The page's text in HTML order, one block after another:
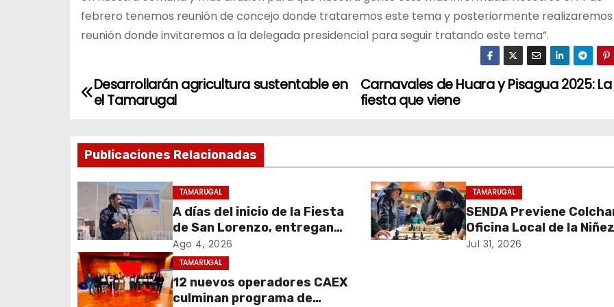
febrero tenemos reunión de concejo donde trataremos este tema y posteriormente
reunión donde invitaremos a la delegada presidencial para seguir tratando este tema”.
N
v
e
g
a
c
i
Carnavales de Huara y Pisagua 2025: La
fiesta que viene
Desarrollarán agricultura sustentable en
el Tamarugal
Publicaciones Relacionadas
TAMARUGAL
A días del inicio de la Fiesta
de San Lorenzo, entregan
obras de emergencia para
resguardar su histórico
campanario
Ago 4, 2026
TAMARUGAL
SENDA Previene
Oficina Local de la Niñez
promueven el buen uso
Jul 31, 2026
TAMARUGAL
12 nuevos operadores CAEX
culminan programa de